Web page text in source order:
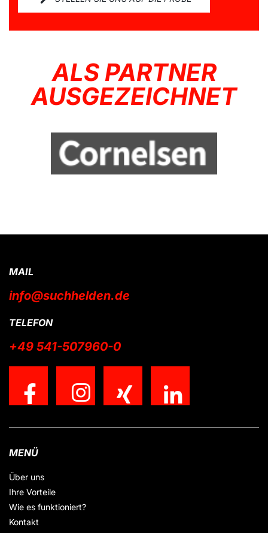
ALS PARTNER
AUSGEZEICHNET
MAIL
info@suchhelden.de
TELEFON
+49 541-507960-0
MENÜ
Über uns
Ihre Vorteile
Wie es funktioniert?
Kontakt